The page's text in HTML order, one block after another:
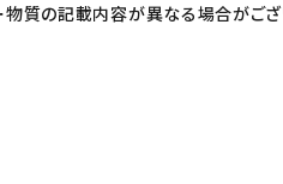
の記載内容が異なる場合がござ